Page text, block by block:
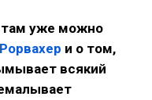
там уже можно
и о том,
всякий